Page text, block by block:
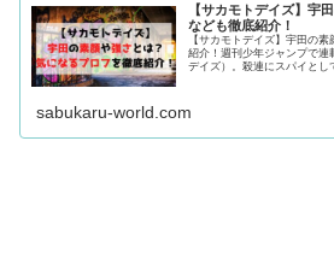
【サカモトデイズ】宇
なども徹底紹介！
【サカモトデイズ】宇田の
紹介！週刊少年ジャンプで連
デイズ）。殺連にスパイとし
sabukaru-world.com